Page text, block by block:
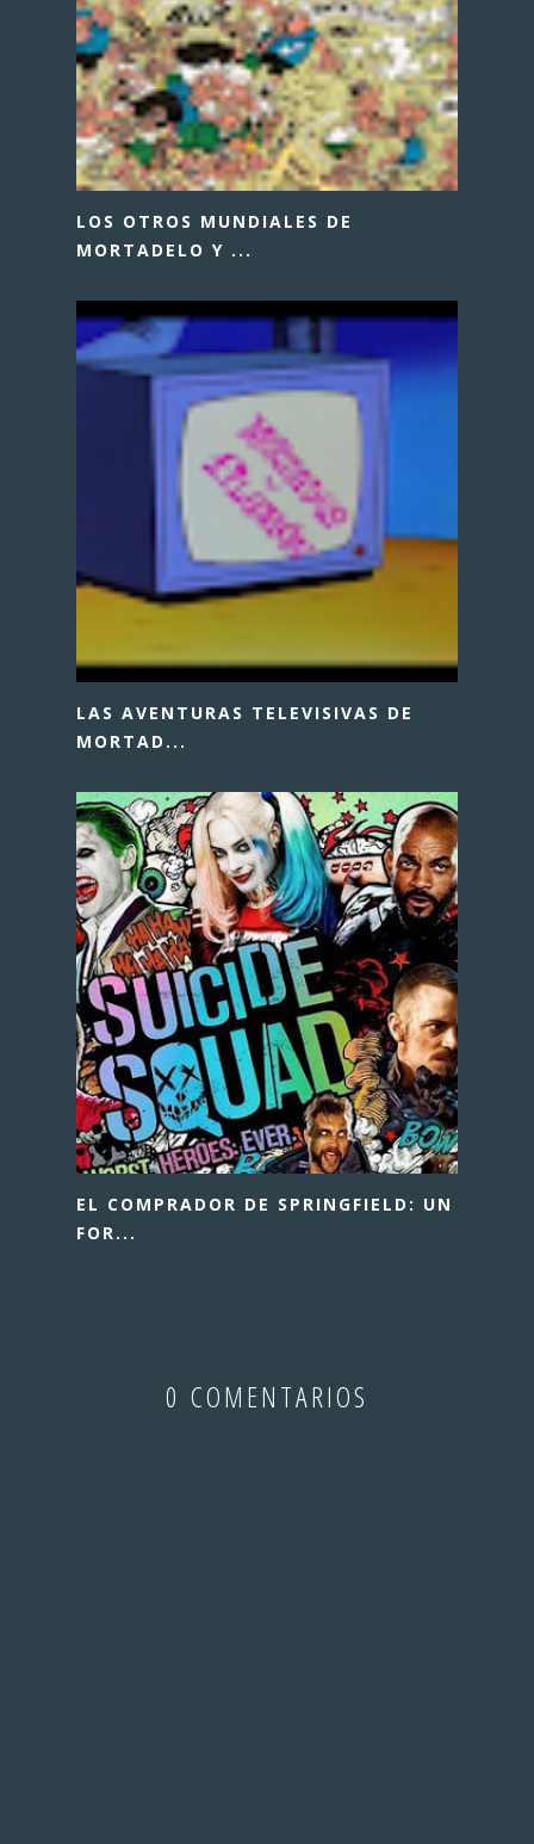
LOS OTROS MUNDIALES DE
MORTADELO Y ...
LAS AVENTURAS TELEVISIVAS DE
MORTAD...
EL COMPRADOR DE SPRINGFIELD: UN
FOR...
0 COMENTARIOS